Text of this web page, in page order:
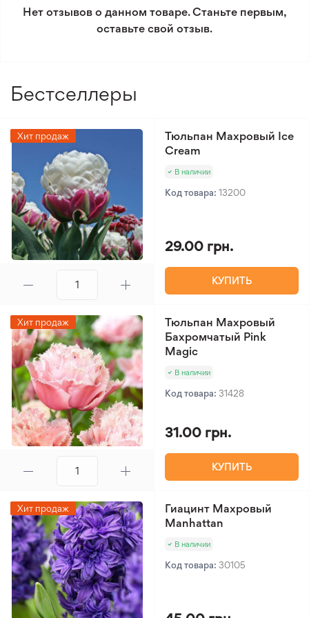
Crown», делая этот сорт нарцисса изысканным
дополнением к любому саду.
климат
Минимальный заказ 300 грн.
Нет отзывов о данном товаре. Станьте первым,
оставьте свой отзыв.
Бестселлеры
Хит продаж
Тюльпан Махровый Ice
Cream
В наличии
Код товара: 13200
29.00 грн.
КУПИТЬ
Хит продаж
Тюльпан Махровый
Бахромчатый Pink
Magic
В наличии
Код товара: 31428
31.00 грн.
КУПИТЬ
Хит продаж
Гиацинт Махровый
Manhattan
В наличии
Код товара: 30105